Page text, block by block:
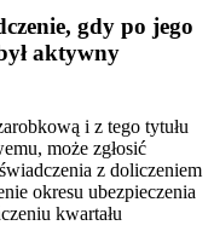
gdy po jego
aktywny
i z tego tytułu
może zgłosić
z doliczeniem
okresu ubezpieczenia
kwartału